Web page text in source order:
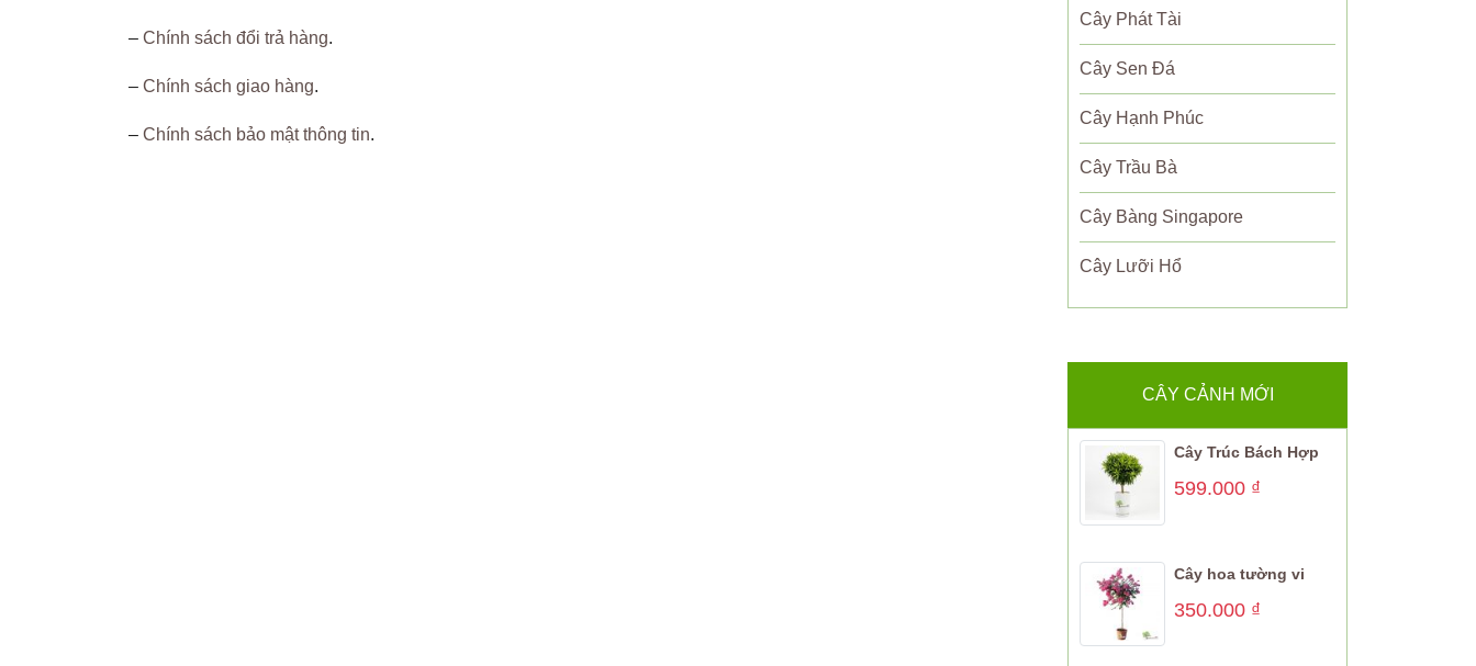
– Chính sách đổi trả hàng.
– Chính sách giao hàng.
– Chính sách bảo mật thông tin.
Cây Phát Tài
Cây Sen Đá
Cây Hạnh Phúc
Cây Trầu Bà
Cây Bàng Singapore
Cây Lưỡi Hổ
CÂY CẢNH MỚI
Cây Trúc Bách Hợp
599.000 ₫
Cây hoa tường vi
350.000 ₫